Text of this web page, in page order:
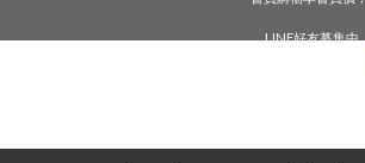
新會員享首